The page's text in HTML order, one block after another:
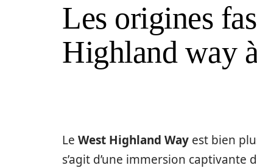
Les origines
Highland way
Le West Highland Way est bien
s’agit d’une immersion